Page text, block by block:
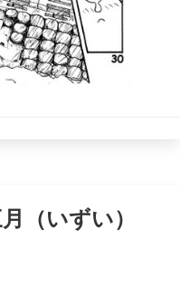
（いずい）